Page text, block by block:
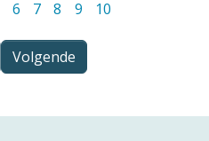
6 7 8 9 10
Volgende